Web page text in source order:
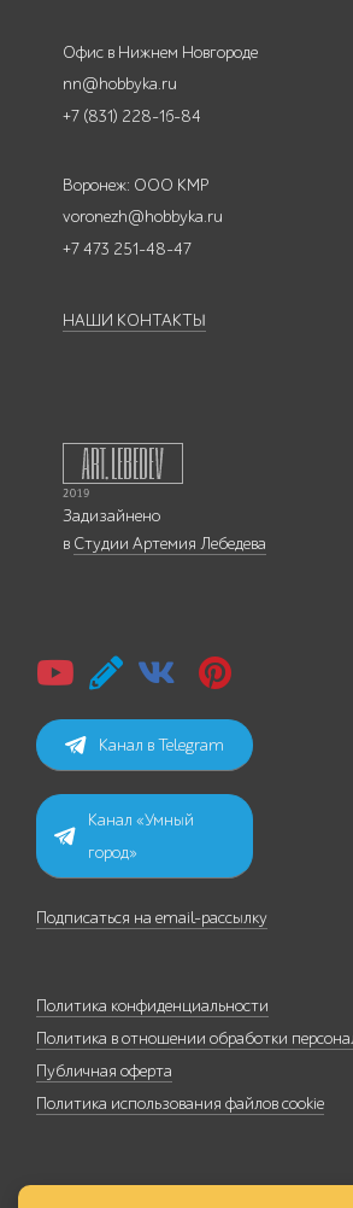
Офис в Нижнем Новгороде
nn@hobbyka.ru
+7 (831) 228-16-84
Воронеж: ООО КМР
voronezh@hobbyka.ru
+7 473 251-48-47
НАШИ КОНТАКТЫ
Задизайнено
в Студии Артемия Лебедева
Канал в Telegram
Канал «Умный
город»
Подписаться на email-рассылку
Политика конфиденциальности
Политика в отношении обработки
Публичная оферта
Политика использования файлов cookie